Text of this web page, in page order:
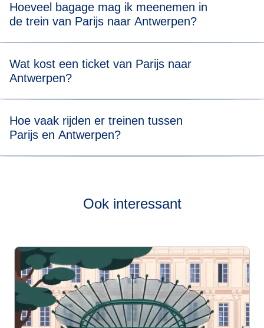
Hoeveel bagage mag ik meenemen in
de trein van Parijs naar Antwerpen?
en één stuk handbagage. Er is geen gewichtslimiet, maar
je moet al je bagage zelf kunnen dragen en opbergen in
Wat kost een ticket van Parijs naar
Antwerpen?
Hoe vaak rijden er treinen tussen
Parijs en Antwerpen?
Ook interessant